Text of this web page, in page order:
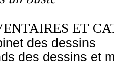
ET
des dessins
des dessins et